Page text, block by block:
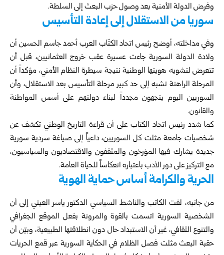
وفرض الدولة الأمنية بعد وصول حزب البعث إلى السلطة.
سوريا من الاستقلال إلى إعادة التأسيس
وفي مداخلته، أوضح رئيس اتحاد الكتّاب العرب أحمد جاسم الحسين أن
ولادة الدولة السورية جاءت عسيرة عقب خروج العثمانيين، قبل أن
تتعرض لتشويه هويتها الوطنية نتيجة سيطرة النظام الأمني، مؤكداً أن
المرحلة الراهنة تشبه إلى حد كبير مرحلة التأسيس بعد الاستقلال، وأن
السوريين اليوم يتجهون مجدداً لبناء دولتهم على أسس المواطنة
والقانون.
كما شدد رئيس اتحاد الكتاب على أن قراءة التاريخ الوطني تكشف عن
شخصيات جامعة مثلت كل السوريين، داعياً إلى صياغة سردية سورية
جديدة يشارك فيها المؤرخون والمثقفون والاقتصاديون والسياسيون،
مع التركيز على دور الأدب باعتباره انعكاساً للحياة العامة.
الحرية والكرامة أساس حماية الهوية
من جانبه، لفت الكاتب والناشط السياسي الدكتور ياسر العيتي إلى أن
الشخصية السورية اتسمت بالقوة والمرونة بفعل الموقع الجغرافي
والتنوع الثقافي، غير أن الاستبداد حال دون انطلاقتها الطبيعية، وبيّن أن
حقبة البعث مثلت فصل الظلام في الحكاية السورية عبر قمع الحريات